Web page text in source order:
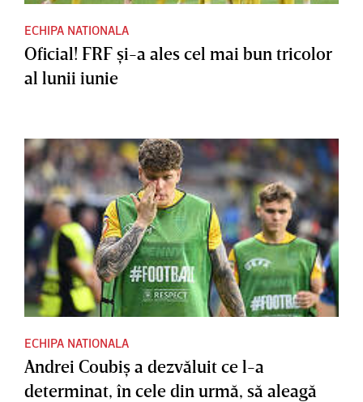
ECHIPA NATIONALA
Oficial! FRF şi-a ales cel mai bun tricolor
al lunii iunie
ECHIPA NATIONALA
Andrei Coubiş a dezvăluit ce l-a
determinat, în cele din urmă, să aleagă